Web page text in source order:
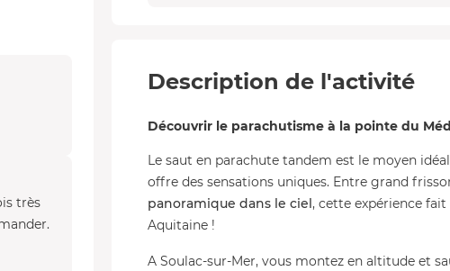
Description de l'activité
Découvrir le parachutisme à la pointe du
Le saut en parachute tandem est le moyen
offre des sensations uniques. Entre grand
panoramique dans le ciel, cette expérience
Aquitaine !
A Soulac-sur-Mer, vous montez en altitude et
très